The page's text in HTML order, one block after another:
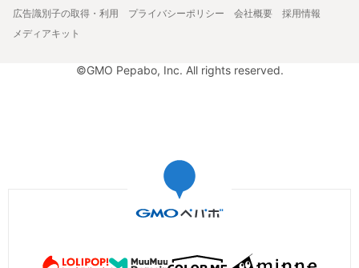
広告識別子の取得・利用
プライバシーポリシー 会社概要
採用情報
メディアキット
©GMO Pepabo, Inc. All rights reserved.